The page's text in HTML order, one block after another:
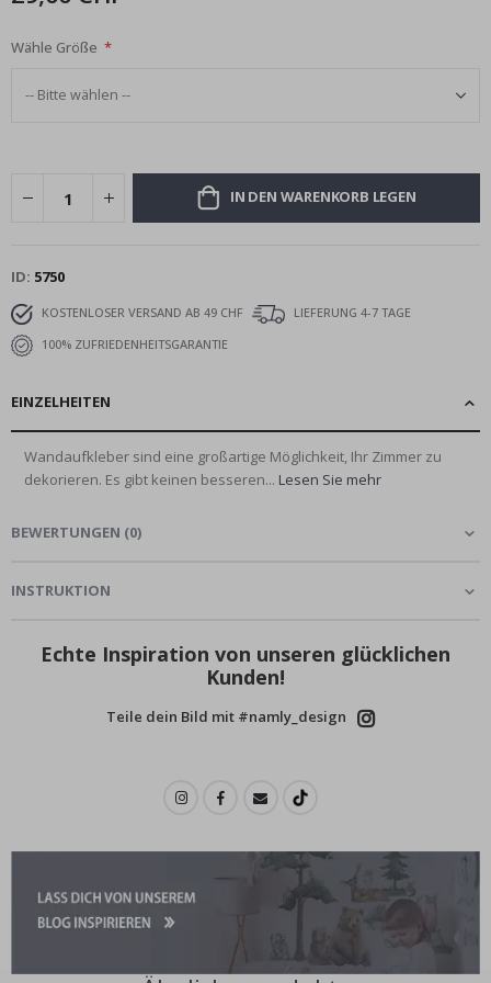
Wähle Größe
IN DEN WARENKORB LEGEN
ID 5750
KOSTENLOSER VERSAND AB 49 CHF
LIEFERUNG 4-7 TAGE
100% ZUFRIEDENHEITSGARANTIE
EINZELHEITEN
Wandaufkleber sind eine großartige Möglichkeit, Ihr Zimmer zu
dekorieren. Es gibt keinen besseren... Lesen Sie mehr
BEWERTUNGEN (0)
INSTRUKTION
Echte Inspiration von unseren glücklichen
Kunden!
Teile dein Bild mit #namly_design